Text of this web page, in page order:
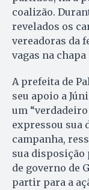
coalizão.
revelados os
vereadoras da
vagas na
A prefeita de
seu apoio a
um
expressou sua
campanha,
sua disposição
de governo de
partir para a